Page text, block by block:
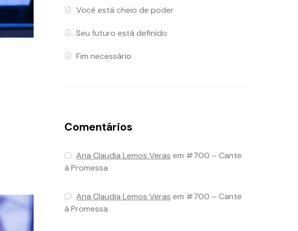
Você está cheio de poder
Seu futuro está definido
Fim necessário
Comentários
Ana Claudia Lemos Veras em #700 – Cante
à Promessa
Ana Claudia Lemos Veras em #700 – Cante
à Promessa